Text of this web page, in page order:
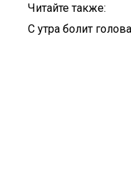
Читайте также:
С утра болит